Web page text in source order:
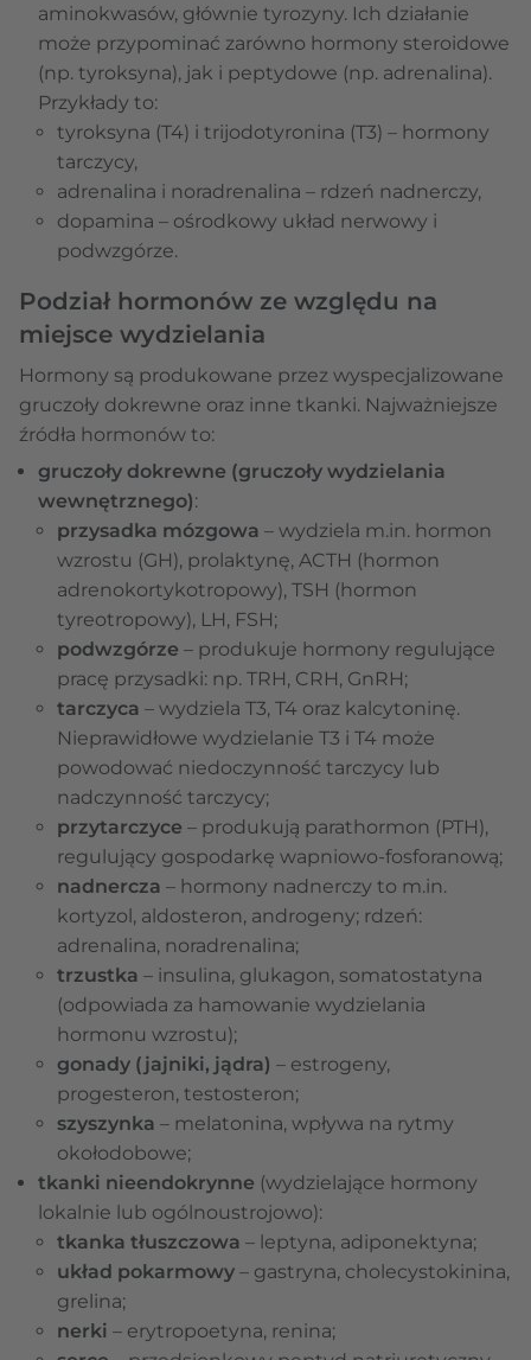
aminokwasów, głównie tyrozyny. Ich działanie
może przypominać zarówno hormony steroidowe
(np. tyroksyna), jak i peptydowe (np. adrenalina).
Przykłady to:
tyroksyna (T4) i trijodotyronina (T3) – hormony
tarczycy,
adrenalina i noradrenalina – rdzeń nadnerczy,
dopamina – ośrodkowy układ nerwowy i
podwzgórze.
Podział hormonów ze względu na
miejsce wydzielania
Hormony są produkowane przez wyspecjalizowane
gruczoły dokrewne oraz inne tkanki. Najważniejsze
źródła hormonów to:
gruczoły dokrewne (gruczoły wydzielania
wewnętrznego):
przysadka mózgowa – wydziela m.in. hormon
wzrostu (GH), prolaktynę, ACTH (hormon
adrenokortykotropowy), TSH (hormon
tyreotropowy), LH, FSH;
podwzgórze – produkuje hormony regulujące
pracę przysadki: np. TRH, CRH, GnRH;
tarczyca – wydziela T3, T4 oraz kalcytoninę.
Nieprawidłowe wydzielanie T3 i T4 może
powodować niedoczynność tarczycy lub
nadczynność tarczycy;
przytarczyce – produkują parathormon (PTH),
regulujący gospodarkę wapniowo-fosforanową;
nadnercza – hormony nadnerczy to m.in.
kortyzol, aldosteron, androgeny; rdzeń:
adrenalina, noradrenalina;
trzustka – insulina, glukagon, somatostatyna
(odpowiada za hamowanie wydzielania
hormonu wzrostu);
gonady (jajniki, jądra) – estrogeny,
progesteron, testosteron;
szyszynka – melatonina, wpływa na rytmy
okołodobowe;
tkanki nieendokrynne (wydzielające hormony
lokalnie lub ogólnoustrojowo):
tkanka tłuszczowa – leptyna, adiponektyna;
układ pokarmowy – gastryna, cholecystokinina,
grelina;
nerki – erytropoetyna, renina;